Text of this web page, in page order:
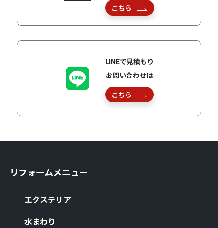
こちら
LINEで見積もり
お問い合わせは
こちら
リフォームメニュー
エクステリア
⽔まわり